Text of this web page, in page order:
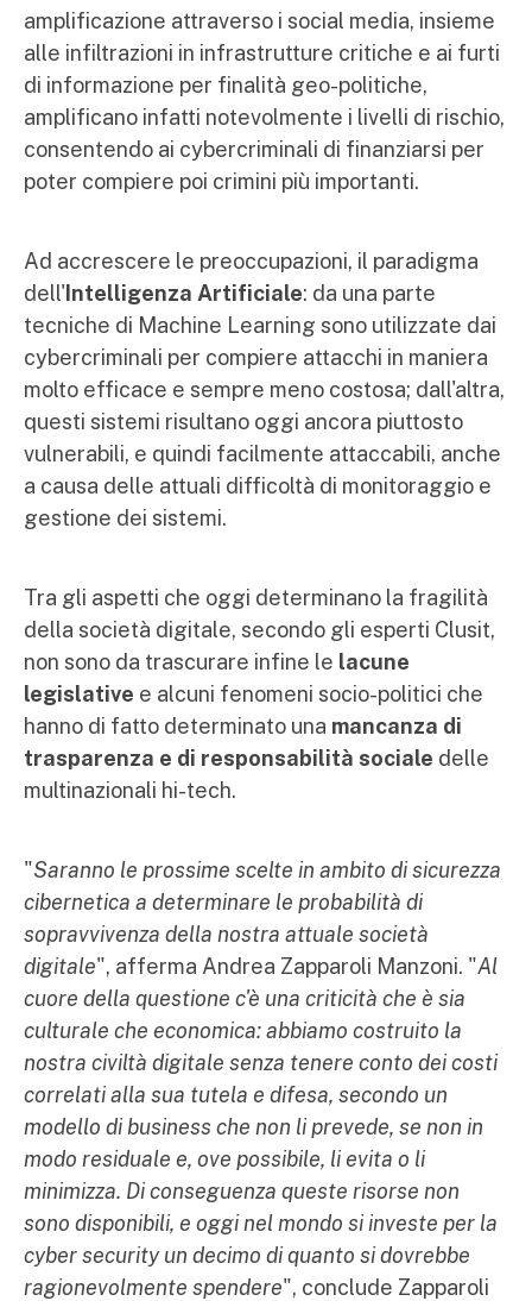
amplificazione attraverso i social media, insieme
alle infiltrazioni in infrastrutture critiche e ai furti
di informazione per finalità geo-politiche,
amplificano infatti notevolmente i livelli di rischio,
consentendo ai cybercriminali di finanziarsi per
poter compiere poi crimini più importanti.
Ad accrescere le preoccupazioni, il paradigma
dell'Intelligenza Artificiale: da una parte
tecniche di Machine Learning sono utilizzate dai
cybercriminali per compiere attacchi in maniera
molto efficace e sempre meno costosa; dall'altra,
questi sistemi risultano oggi ancora piuttosto
vulnerabili, e quindi facilmente attaccabili, anche
a causa delle attuali difficoltà di monitoraggio e
gestione dei sistemi.
Tra gli aspetti che oggi determinano la fragilità
della società digitale, secondo gli esperti Clusit,
non sono da trascurare infine le lacune
legislative e alcuni fenomeni socio-politici che
hanno di fatto determinato una mancanza di
trasparenza e di responsabilità sociale delle
multinazionali hi-tech.
"Saranno le prossime scelte in ambito di sicurezza
cibernetica a determinare le probabilità di
sopravvivenza della nostra attuale società
digitale", afferma Andrea Zapparoli Manzoni. "Al
cuore della questione c'è una criticità che è sia
culturale che economica: abbiamo costruito la
nostra civiltà digitale senza tenere conto dei costi
correlati alla sua tutela e difesa, secondo un
modello di business che non li prevede, se non in
modo residuale e, ove possibile, li evita o li
minimizza. Di conseguenza queste risorse non
sono disponibili, e oggi nel mondo si investe per la
cyber security un decimo di quanto si dovrebbe
ragionevolmente spendere", conclude Zapparoli